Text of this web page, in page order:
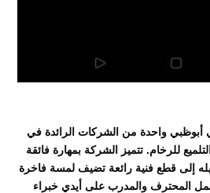
واحدة من الشركات الرائدة في
للرخام. تتميز الشركة بمهارة فائقة
إلى قطع فنية رائعة تضيف لمسة فاخرة
المحترف والمدرب على أيدي خبراء